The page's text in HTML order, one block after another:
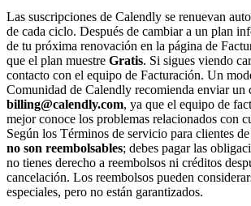
Las suscripciones de Calendly se renuevan
de cada ciclo. Después de cambiar a un plan
de tu próxima renovación en la página de
que el plan muestre Gratis. Si sigues viendo
contacto con el equipo de Facturación. Un
Comunidad de Calendly recomienda enviar un
billing@calendly.com, ya que el equipo de
mejor conoce los problemas relacionados con
Según los Términos de servicio para clientes
no son reembolsables; debes pagar las
no tienes derecho a reembolsos ni créditos
cancelación. Los reembolsos pueden
especiales, pero no están garantizados.